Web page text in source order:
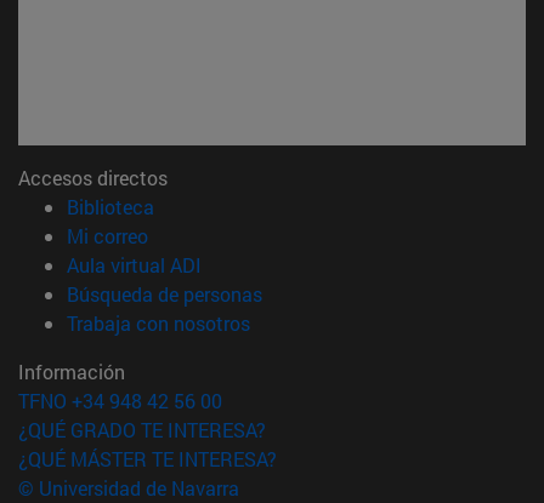
Accesos directos
Biblioteca
Mi correo(abre en nueva ventana)
Aula virtual ADI
Búsqueda de personas(abre en nueva ventana)
Trabaja con nosotros(abre en nueva ventana)
Información
TFNO +34 948 42 56 00
¿QUÉ GRADO TE INTERESA?
¿QUÉ MÁSTER TE INTERESA?
© Universidad de Navarra